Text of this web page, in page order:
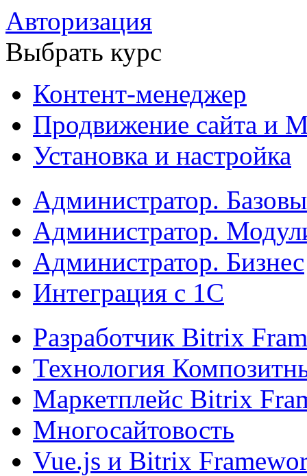
Авторизация
Выбрать курс
Контент-менеджер
Продвижение сайта и
Установка и настройка
Администратор.
Администратор.
Администратор. Бизнес
Интеграция с 1С
Разработчик Bitrix
Технология
Маркетплейс Bitrix
Многосайтовость
Vue.js и Bitrix